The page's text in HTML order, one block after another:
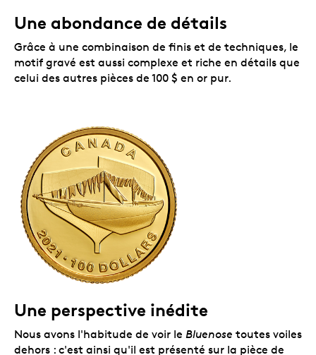
Un certificat numéroté. La Monnaie royale
pièces de collection.
Aucune TPS ni TVH!
Conçu pour la victoire
Dans le chantier Smith and Rhuland de Lunenburg,
en Nouvelle-Écosse, le
Bluenose
même façon qu'une centaine de navires avant lui,
mais ses lignes le mettaient dans une classe à part.
L'architecte William James Roué avait imaginé une
goélette svelte qui serait « la combinaison d'un navire
de Gloucester et d'un navire de la Nouvelle-Écosse,
avec la profondeur du premier et lalargeur du
second ». S'appuyant sur théories et calculs, il a
Une abondance de détails
Grâce à une combinaison de finis et de techniques, le
motif gravé est aussi complexe et riche en détails que
celui des autres pièces de 100 $ en or pur.
Une perspective inédite
Nous avons l'habitude de voir le Bluenose toutes voiles
dehors : c'est ainsi qu'il est présenté sur la pièce de